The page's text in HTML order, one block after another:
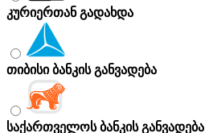
კურიერთან გადახდა
თიბისი ბანკის განვადება
საქართველოს ბანკის განვადება